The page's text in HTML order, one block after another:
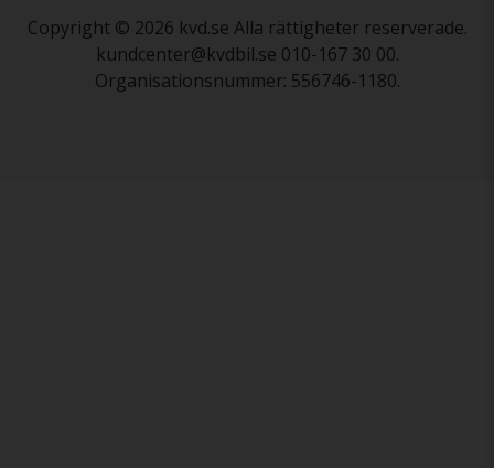
Copyright © 2026 kvd.se Alla rättigheter reserverade.
kundcenter@kvdbil.se 010-167 30 00.
Organisationsnummer: 556746-1180.